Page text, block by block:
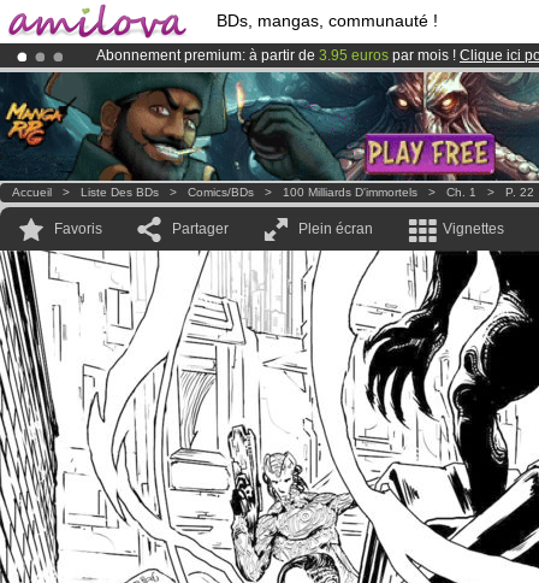
BDs, mangas, communauté !
Abonnement premium: à partir de 3.95 euros par mois ! Clique ici
Déjà 100000membreset 1000BDs & Mangas!
LeKickstarter Amilova est désormais lancé
Accueil > Liste Des BDs > Comics/BDs > 100 Milliards D'immortels > Ch. 1 > P. 22
Favoris Partager Plein écran Vignettes